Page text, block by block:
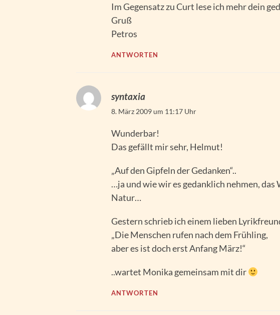
Im Gegensatz zu Curt lese ich mehr dein
Gruß
Petros
ANTWORTEN
syntaxia
8. März 2009 um 11:17 Uhr
Wunderbar!
Das gefällt mir sehr, Helmut!
„Auf den Gipfeln der Gedanken“..
…ja und wie wir es gedanklich nehmen, das
Natur…
Gestern schrieb ich einem lieben
„Die Menschen rufen nach dem Frühling,
aber es ist doch erst Anfang März!“
..wartet Monika gemeinsam mit dir
ANTWORTEN